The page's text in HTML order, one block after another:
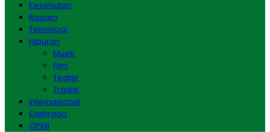
Kesehatan
Ragam
Teknologi
Hiburan
Musik
Film
Teater
Tradisi
Internasional
Olahraga
OPINI